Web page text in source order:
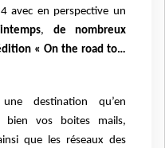
avec en perspective un
, de nombreux
« On the road to…
destination qu’en
bien vos boites mails,
que les réseaux des